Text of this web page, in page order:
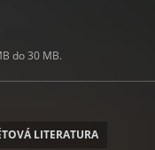
do 30 MB.
LITERATURA